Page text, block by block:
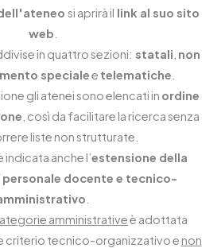
si aprirà il link al suo sito
web
in quattro sezioni: statali non
specialee telematiche
gli atenei sono elencati in ordine
, così da facilitare la ricerca senza
liste non strutturate.
anche l’estensione della
personale docente e tecnico-
amministrativeè adottata
criterio tecnico-organizzativo e non